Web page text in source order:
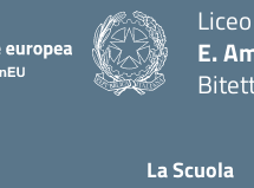
E.
La Scuola